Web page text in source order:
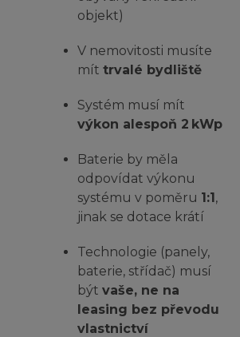
objekt)
V nemovitosti musíte
mít trvalé bydliště
Systém musí mít
výkon alespoň 2 kWp
Baterie by měla
odpovídat výkonu
systému v poměru 1:1,
jinak se dotace krátí
Technologie (panely,
baterie, střídač) musí
být vaše, ne na
leasing bez převodu
vlastnictví